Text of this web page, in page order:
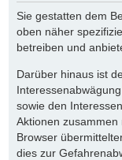
Sie gestatten dem
oben näher
betreiben und
Darüber hinaus ist
sowie den
Aktionen
Browser
dies zur